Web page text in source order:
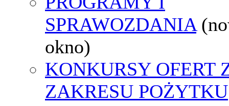
SPRAWOZDANIA
okno)
KONKURSY OFERT
ZAKRESU POŻYTKU